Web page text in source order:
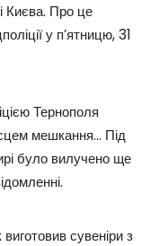
Києва. Про це
у п’ятницю, 31
Тернополя
мешкання… Під
було вилучено ще
сувеніри з